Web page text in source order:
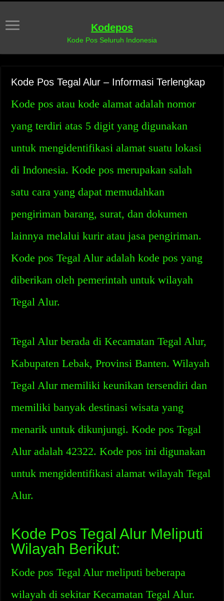
Kodepos
Kode Pos Seluruh Indonesia
Kode Pos Tegal Alur – Informasi Terlengkap
Kode pos atau kode alamat adalah nomor
yang terdiri atas 5 digit yang digunakan
untuk mengidentifikasi alamat suatu lokasi
di Indonesia. Kode pos merupakan salah
satu cara yang dapat memudahkan
pengiriman barang, surat, dan dokumen
lainnya melalui kurir atau jasa pengiriman.
Kode pos Tegal Alur adalah kode pos yang
diberikan oleh pemerintah untuk wilayah
Tegal Alur.
Tegal Alur berada di Kecamatan Tegal Alur,
Kabupaten Lebak, Provinsi Banten. Wilayah
Tegal Alur memiliki keunikan tersendiri dan
memiliki banyak destinasi wisata yang
menarik untuk dikunjungi. Kode pos Tegal
Alur adalah 42322. Kode pos ini digunakan
untuk mengidentifikasi alamat wilayah Tegal
Alur.
Kode Pos Tegal Alur Meliputi
Wilayah Berikut:
Kode pos Tegal Alur meliputi beberapa
wilayah di sekitar Kecamatan Tegal Alur.